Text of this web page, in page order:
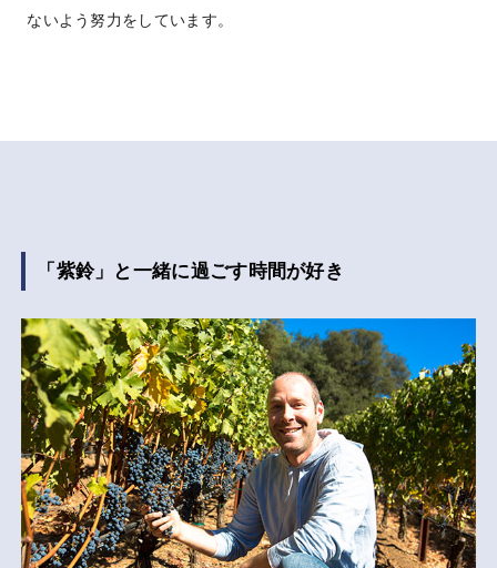
ないよう努力をしています。
「紫鈴」と一緒に過ごす時間が好き